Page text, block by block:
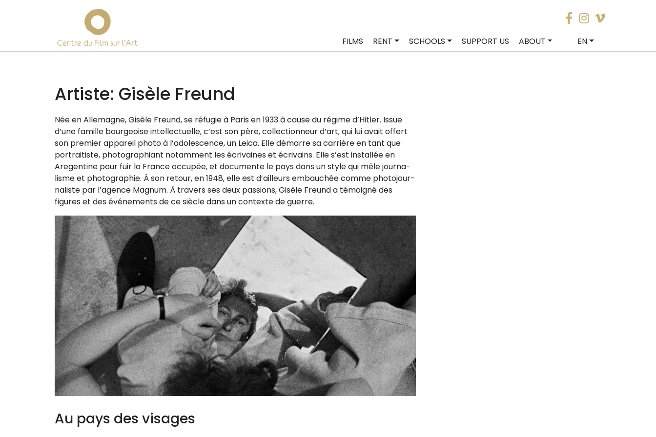
Centre du Film sur l’Art FILMS RENT SCHOOLS SUPPORT US ABOUT EN
Artiste: Gisèle Freund
Née en Allemagne, Gisèle Freund, se réfu­gie à Paris en 1933 à cause du régime d’Hitler. Issue
d’une famille bour­geoise intel­lec­tuelle, c’est son père, col­lec­tion­neur d’art, qui lui avait offert
son pre­mier appa­reil pho­to à l’a­do­les­cence, un Leica. Elle démarre sa car­rière en tant que
por­trai­tiste, pho­to­gra­phiant notam­ment les écri­vaines et écri­vains. Elle s’est ins­tal­lée en
Aregentine pour fuir la France occu­pée, et docu­mente le pays dans un style qui mêle jour­na­
lisme et pho­to­gra­phie. À son retour, en 1948, elle est d’ailleurs embau­chée comme pho­to­jour­
na­liste par l’a­gence Magnum. À tra­vers ses deux pas­sions, Gisèle Freund a témoi­gné des
figures et des évé­ne­ments de ce siècle dans un contexte de guerre.
Au pays des visages